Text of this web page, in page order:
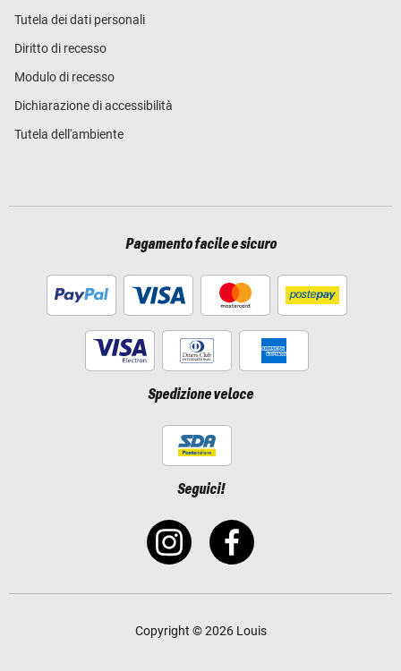
Tutela dei dati personali
Diritto di recesso
Modulo di recesso
Dichiarazione di accessibilità
Tutela dell'ambiente
Pagamento facile e sicuro
Spedizione veloce
Seguici!
Copyright © 2026 Louis